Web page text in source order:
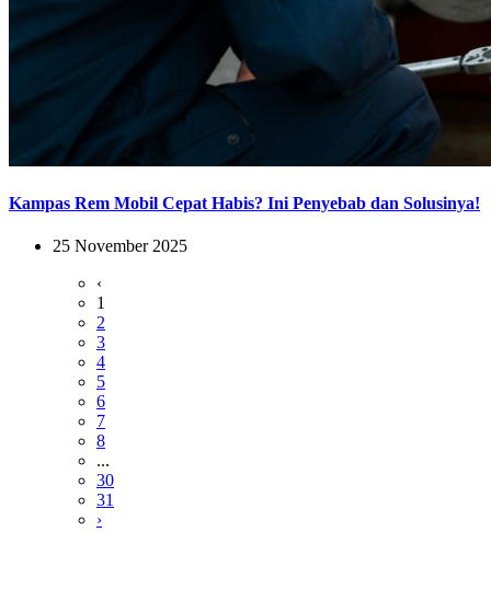
Kampas Rem Mobil Cepat Habis? Ini Penyebab dan Solusinya!
25 November 2025
‹
1
2
3
4
5
6
7
8
...
30
31
›